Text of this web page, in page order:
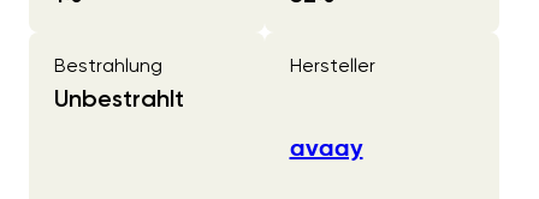
Bestrahlung
Unbestrahlt
Hersteller
avaay